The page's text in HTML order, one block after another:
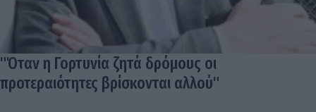
"Όταν η Γορτυνία ζητά δρόμους οι
προτεραιότητες βρίσκονται αλλού"